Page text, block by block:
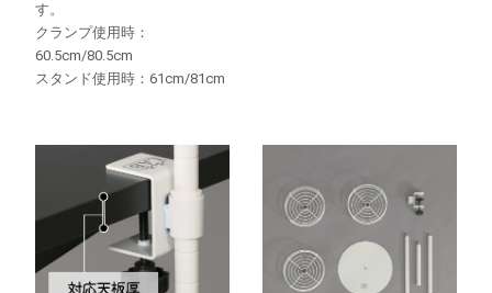
す。
クランプ使用時：
60.5cm/80.5cm
スタンド使用時：61cm/81cm